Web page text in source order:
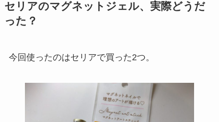
セリアのマグネットジェル、実際どうだ
った？
今回使ったのはセリアで買った2つ。